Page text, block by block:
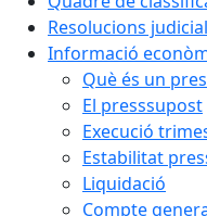
Resolucions
Informació
Què és un
El presssupost
Execució
Estabilitat
Liquidació
Compte